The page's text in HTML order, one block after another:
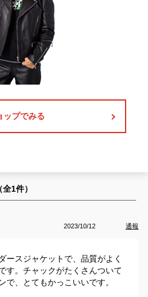
ップでみる
全1件）
2023/10/12 通報
ースジャケットで、品質がよく
す。チャックがたくさんついて
で、とてもかっこいいです。